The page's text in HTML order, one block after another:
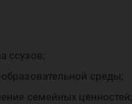
ссузов;
среды;
семейных ценностей;